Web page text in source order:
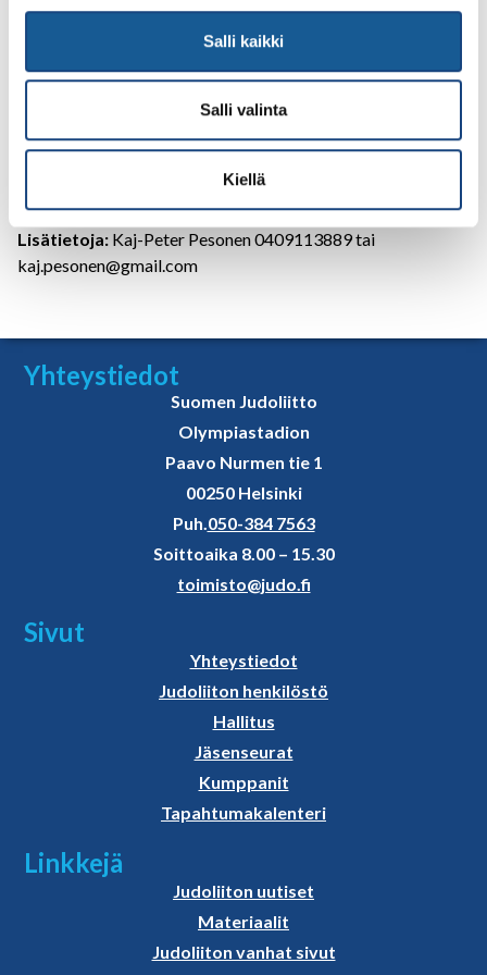
Salli kaikki
Salli valinta
Kiellä
kokelaille henkilökohtaisesti.
tulostettuna tai sähköisenä, judogi, eväät.
Suomisportissa
Lisätietoja: Kaj-Peter Pesonen 0409113889 tai
kaj.pesonen@gmail.com
Yhteystiedot
Suomen Judoliitto
Olympiastadion
Paavo Nurmen tie 1
00250 Helsinki
Puh. 050-384 7563
Soittoaika 8.00 – 15.30
toimisto@judo.fi
Sivut
Yhteystiedot
Judoliiton henkilöstö
Hallitus
Jäsenseurat
Kumppanit
Tapahtumakalenteri
Linkkejä
Judoliiton uutiset
Materiaalit
Judoliiton vanhat sivut